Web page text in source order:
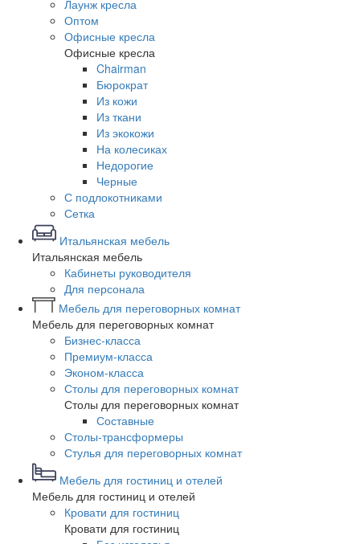
Лаунж кресла
Оптом
Офисные кресла
Офисные кресла
Chairman
Бюрократ
Из кожи
Из ткани
Из экокожи
На колесиках
Недорогие
Черные
С подлокотниками
Сетка
Итальянская мебель
Итальянская мебель
Кабинеты руководителя
Для персонала
Мебель для переговорных комнат
Мебель для переговорных комнат
Бизнес-класса
Премиум-класса
Эконом-класса
Столы для переговорных комнат
Столы для переговорных комнат
Составные
Столы-трансформеры
Стулья для переговорных комнат
Мебель для гостиниц и отелей
Мебель для гостиниц и отелей
Кровати для гостиниц
Кровати для гостиниц